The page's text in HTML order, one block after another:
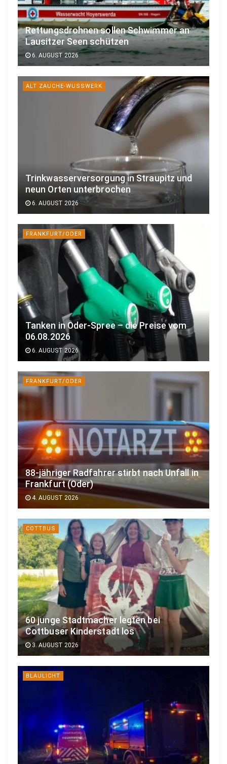
Rettungsdrohnen sollen Schwimmer an
Lausitzer Seen schützen
6. AUGUST 2026
ALT ZAUCHE-WUSSWERK
Trinkwasserversorgung in Straupitz und
neun Orten unterbrochen
6. AUGUST 2026
FRANKFURT/ODER
Tanken in Oder-Spree – die Preise vom
06.08.2026
6. AUGUST 2026
FRANKFURT/ODER
88-jähriger Radfahrer stirbt nach Unfall in
Frankfurt (Oder)
4. AUGUST 2026
COTTBUS
60 junge Stadtmacher legten bei
Cottbuser Kinderstadt los
3. AUGUST 2026
BLAULICHT